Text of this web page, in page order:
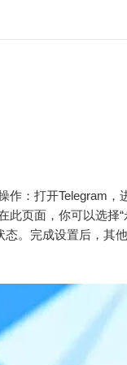
：打开Telegram，
此页面，你可以选择“
态。完成设置后，其